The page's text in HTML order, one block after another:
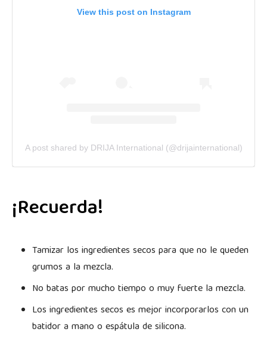
View this post on Instagram
A post shared by DRIJA International (@drijainternational)
¡Recuerda!
Tamizar los ingredientes secos para que no le queden
grumos a la mezcla.
No batas por mucho tiempo o muy fuerte la mezcla.
Los ingredientes secos es mejor incorporarlos con un
batidor a mano o espátula de silicona.